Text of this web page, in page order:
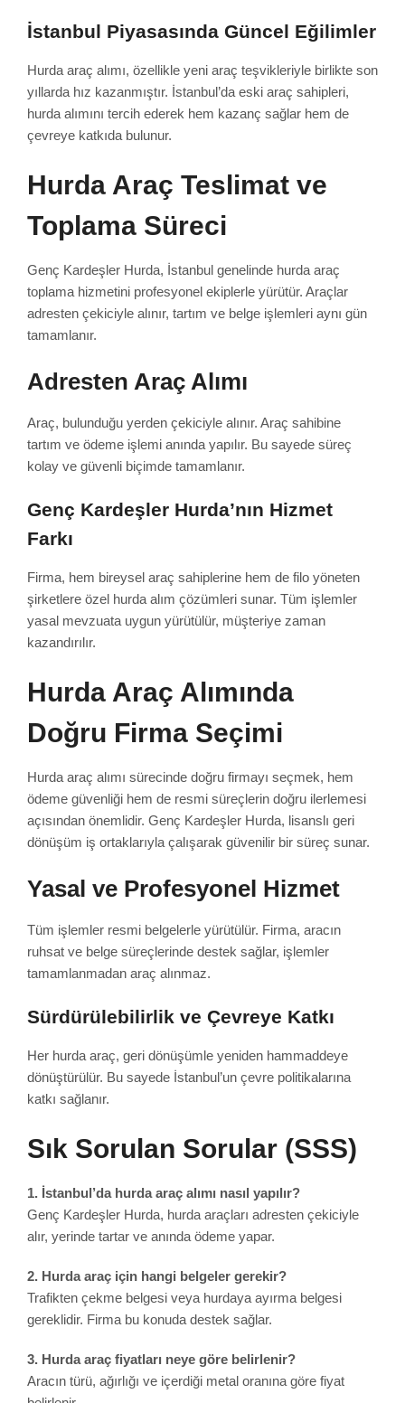
İstanbul Piyasasında Güncel Eğilimler
Hurda araç alımı, özellikle yeni araç teşvikleriyle birlikte son
yıllarda hız kazanmıştır. İstanbul’da eski araç sahipleri,
hurda alımını tercih ederek hem kazanç sağlar hem de
çevreye katkıda bulunur.
Hurda Araç Teslimat ve
Toplama Süreci
Genç Kardeşler Hurda, İstanbul genelinde hurda araç
toplama hizmetini profesyonel ekiplerle yürütür. Araçlar
adresten çekiciyle alınır, tartım ve belge işlemleri aynı gün
tamamlanır.
Adresten Araç Alımı
Araç, bulunduğu yerden çekiciyle alınır. Araç sahibine
tartım ve ödeme işlemi anında yapılır. Bu sayede süreç
kolay ve güvenli biçimde tamamlanır.
Genç Kardeşler Hurda’nın Hizmet
Farkı
Firma, hem bireysel araç sahiplerine hem de filo yöneten
şirketlere özel hurda alım çözümleri sunar. Tüm işlemler
yasal mevzuata uygun yürütülür, müşteriye zaman
kazandırılır.
Hurda Araç Alımında
Doğru Firma Seçimi
Hurda araç alımı sürecinde doğru firmayı seçmek, hem
ödeme güvenliği hem de resmi süreçlerin doğru ilerlemesi
açısından önemlidir. Genç Kardeşler Hurda, lisanslı geri
dönüşüm iş ortaklarıyla çalışarak güvenilir bir süreç sunar.
Yasal ve Profesyonel Hizmet
Tüm işlemler resmi belgelerle yürütülür. Firma, aracın
ruhsat ve belge süreçlerinde destek sağlar, işlemler
tamamlanmadan araç alınmaz.
Sürdürülebilirlik ve Çevreye Katkı
Her hurda araç, geri dönüşümle yeniden hammaddeye
dönüştürülür. Bu sayede İstanbul’un çevre politikalarına
katkı sağlanır.
Sık Sorulan Sorular (SSS)
1. İstanbul’da hurda araç alımı nasıl yapılır?
Genç Kardeşler Hurda, hurda araçları adresten çekiciyle
alır, yerinde tartar ve anında ödeme yapar.
2. Hurda araç için hangi belgeler gerekir?
Trafikten çekme belgesi veya hurdaya ayırma belgesi
gereklidir. Firma bu konuda destek sağlar.
3. Hurda araç fiyatları neye göre belirlenir?
Aracın türü, ağırlığı ve içerdiği metal oranına göre fiyat